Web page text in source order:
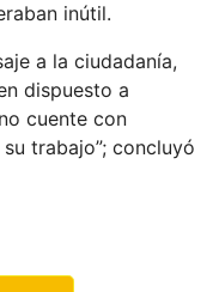
inútil.
a la ciudadanía,
dispuesto a
cuente con
trabajo”; concluyó